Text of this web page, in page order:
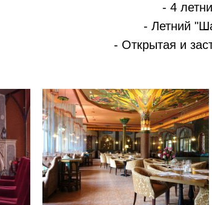
- 4
- Летний
- Открытая и